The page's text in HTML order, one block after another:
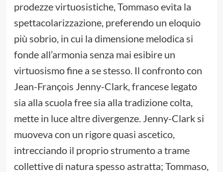
prodezze virtuosistiche, Tommaso evita la
spettacolarizzazione, preferendo un eloquio
più sobrio, in cui la dimensione melodica si
fonde all’armonia senza mai esibire un
virtuosismo fine a se stesso. Il confronto con
Jean-François Jenny-Clark, francese legato
sia alla scuola free sia alla tradizione colta,
mette in luce altre divergenze. Jenny-Clark si
muoveva con un rigore quasi ascetico,
intrecciando il proprio strumento a trame
collettive di natura spesso astratta; Tommaso,